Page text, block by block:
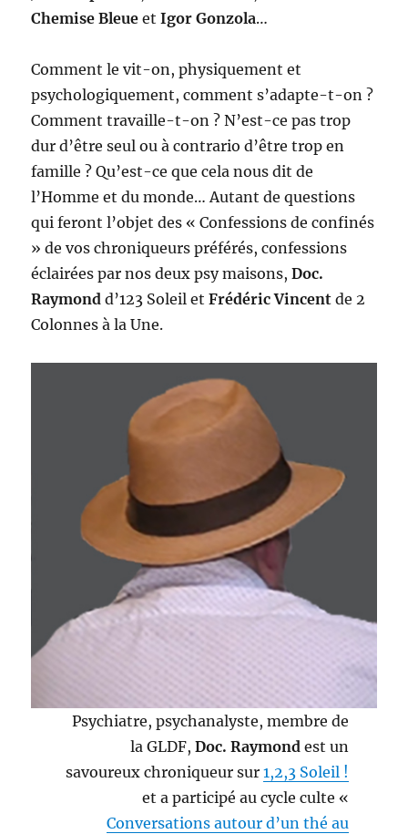
Chemise Bleue etIgor Gonzola…
Comment le vit-on, physiquement et
psychologiquement, comment s’adapte-t-on ?
Comment travaille-t-on ? N’est-ce pas trop
dur d’être seul ou à contrario d’être trop en
famille ? Qu’est-ce que cela nous dit de
l’Homme et du monde… Autant de questions
qui feront l’objet des « Confessions de confinés
» de vos chroniqueurs préférés, confessions
éclairées par nos deux psy maisons,Doc.
Raymond d’123 Soleil etFrédéric Vincent de 2
Colonnes à la Une.
Psychiatre, psychanalyste, membre de
la GLDF,Doc. Raymond est un
savoureux chroniqueur sur1,2,3 Soleil !
et a participé au cycle culte «
Conversations autour d’un thé au